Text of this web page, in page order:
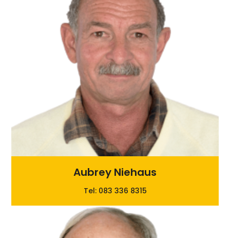
Aubrey Niehaus
Tel: 083 336 8315